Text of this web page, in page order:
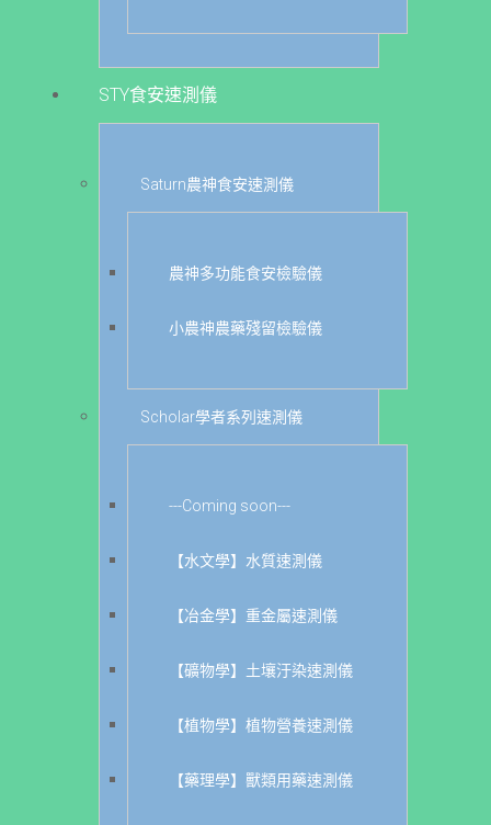
STY食安速測儀
Saturn農神食安速測儀
農神多功能食安檢驗儀
小農神農藥殘留檢驗儀
Scholar學者系列速測儀
---Coming soon---
【水文學】水質速測儀
【冶金學】重金屬速測儀
【礦物學】土壤汙染速測儀
【植物學】植物營養速測儀
【藥理學】獸類用藥速測儀